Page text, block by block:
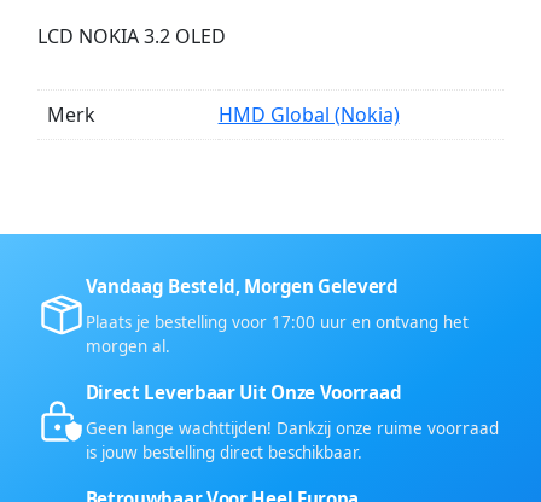
LCD NOKIA 3.2 OLED
Merk HMD Global (Nokia)
Vandaag Besteld, Morgen Geleverd
Plaats je bestelling voor 17:00 uur en ontvang het
morgen al.
Direct Leverbaar Uit Onze Voorraad
Geen lange wachttijden! Dankzij onze ruime voorraad
is jouw bestelling direct beschikbaar.